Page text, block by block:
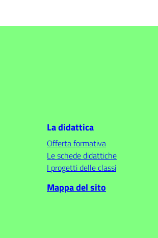
La didattica
Offerta formativa
Le schede didattiche
I progetti delle classi
Mappa del sito